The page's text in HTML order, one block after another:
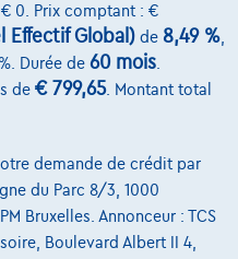
0. Prix comptant : €
Effectif Global) de 8,49 %
Durée de 60 mois
de € 799,65. Montant total
demande de crédit par
du Parc 8/3, 1000
Bruxelles. Annonceur : TCS
Boulevard Albert II 4,